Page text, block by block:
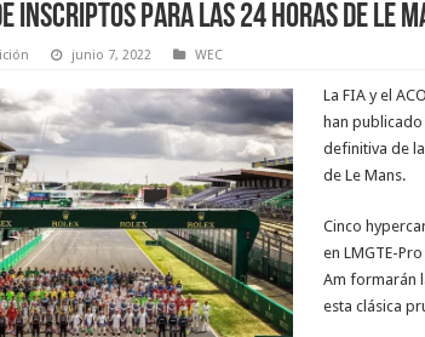
INSCRIPTOS PARA LAS 24 HORAS DE LE
junio 7, 2022 WEC
La FIA y el
han
definitiva de
de Le Mans.
Cinco
en LMGTE-
Am formarán
esta clásica